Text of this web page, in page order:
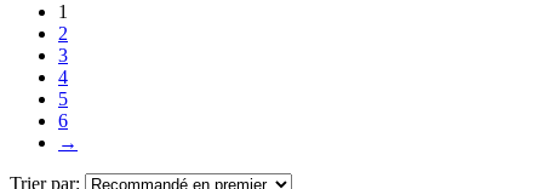
1
2
3
4
5
6
→
Trier par: